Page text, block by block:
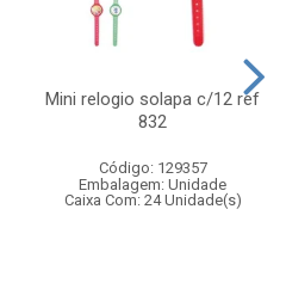
Mini relogio solapa c/12 ref
832
Código: 129357
Embalagem: Unidade
Caixa Com: 24 Unidade(s)